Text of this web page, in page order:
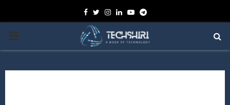
Facebook
TwitterInstagram
Linkedin
YoutubeTelegram
PRIMARY